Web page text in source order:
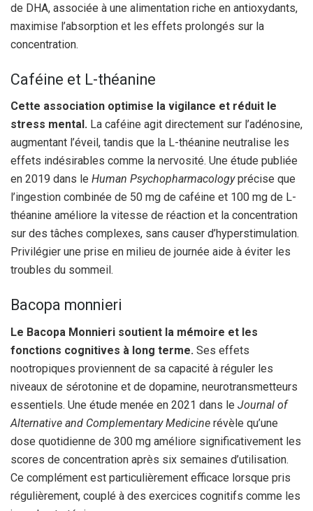
de DHA, associée à une alimentation riche en antioxydants,
maximise l’absorption et les effets prolongés sur la
concentration.
Caféine et L-théanine
Cette association optimise la vigilance et réduit le
stress mental. La caféine agit directement sur l’adénosine,
augmentant l’éveil, tandis que la L-théanine neutralise les
effets indésirables comme la nervosité. Une étude publiée
en 2019 dans le Human Psychopharmacologyprécise que
l’ingestion combinée de 50 mg de caféine et 100 mg de L-
théanine améliore la vitesse de réaction et la concentration
sur des tâches complexes, sans causer d’hyperstimulation.
Privilégier une prise en milieu de journée aide à éviter les
troubles du sommeil.
Bacopa monnieri
Le Bacopa Monnieri soutient la mémoire et les
fonctions cognitives à long terme. Ses effets
nootropiques proviennent de sa capacité à réguler les
niveaux de sérotonine et de dopamine, neurotransmetteurs
essentiels. Une étude menée en 2021 dans le Journal of
Alternative and Complementary Medicine révèle qu’une
dose quotidienne de 300 mg améliore significativement les
scores de concentration après six semaines d’utilisation.
Ce complément est particulièrement efficace lorsque pris
régulièrement, couplé à des exercices cognitifs comme les